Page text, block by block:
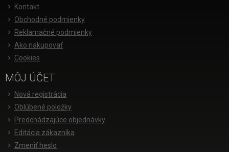
Kontakt
Obchodné podmienky
Reklamačné podmienky
Ako nakupovať
Cookies
MÔJ ÚČET
Nová registrácia
Oblúbené položky
Predchádzajúce objednávky
Editácia zákazníka
Zmeniť heslo